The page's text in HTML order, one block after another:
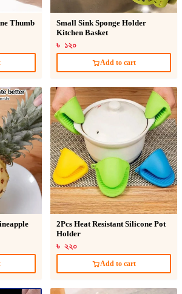
Thumb
Small Sink Sponge Holder
Kitchen Basket
৳ ১২০
Add to cart
2Pcs Heat Resistant Silicone Pot
Holder
৳ ২২০
Add to cart